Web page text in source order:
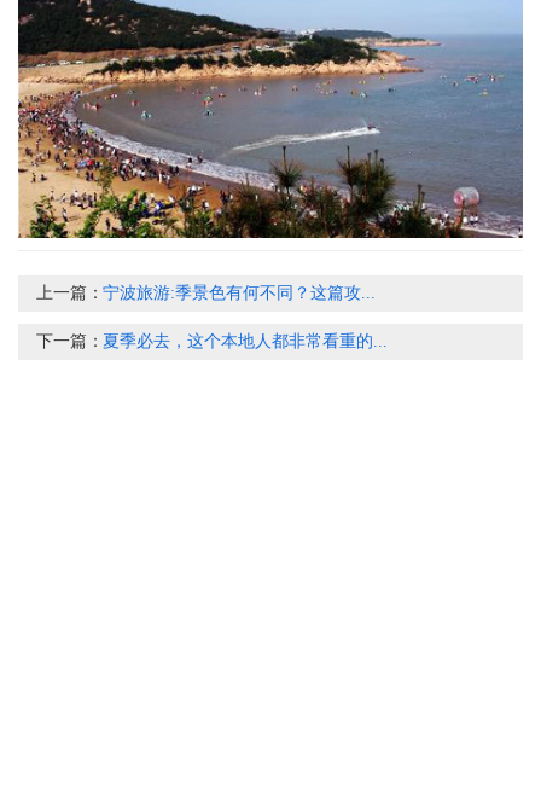
上一篇：宁波旅游:季景色有何不同？这篇攻...
下一篇： 夏季必去，这个本地人都非常看重的...